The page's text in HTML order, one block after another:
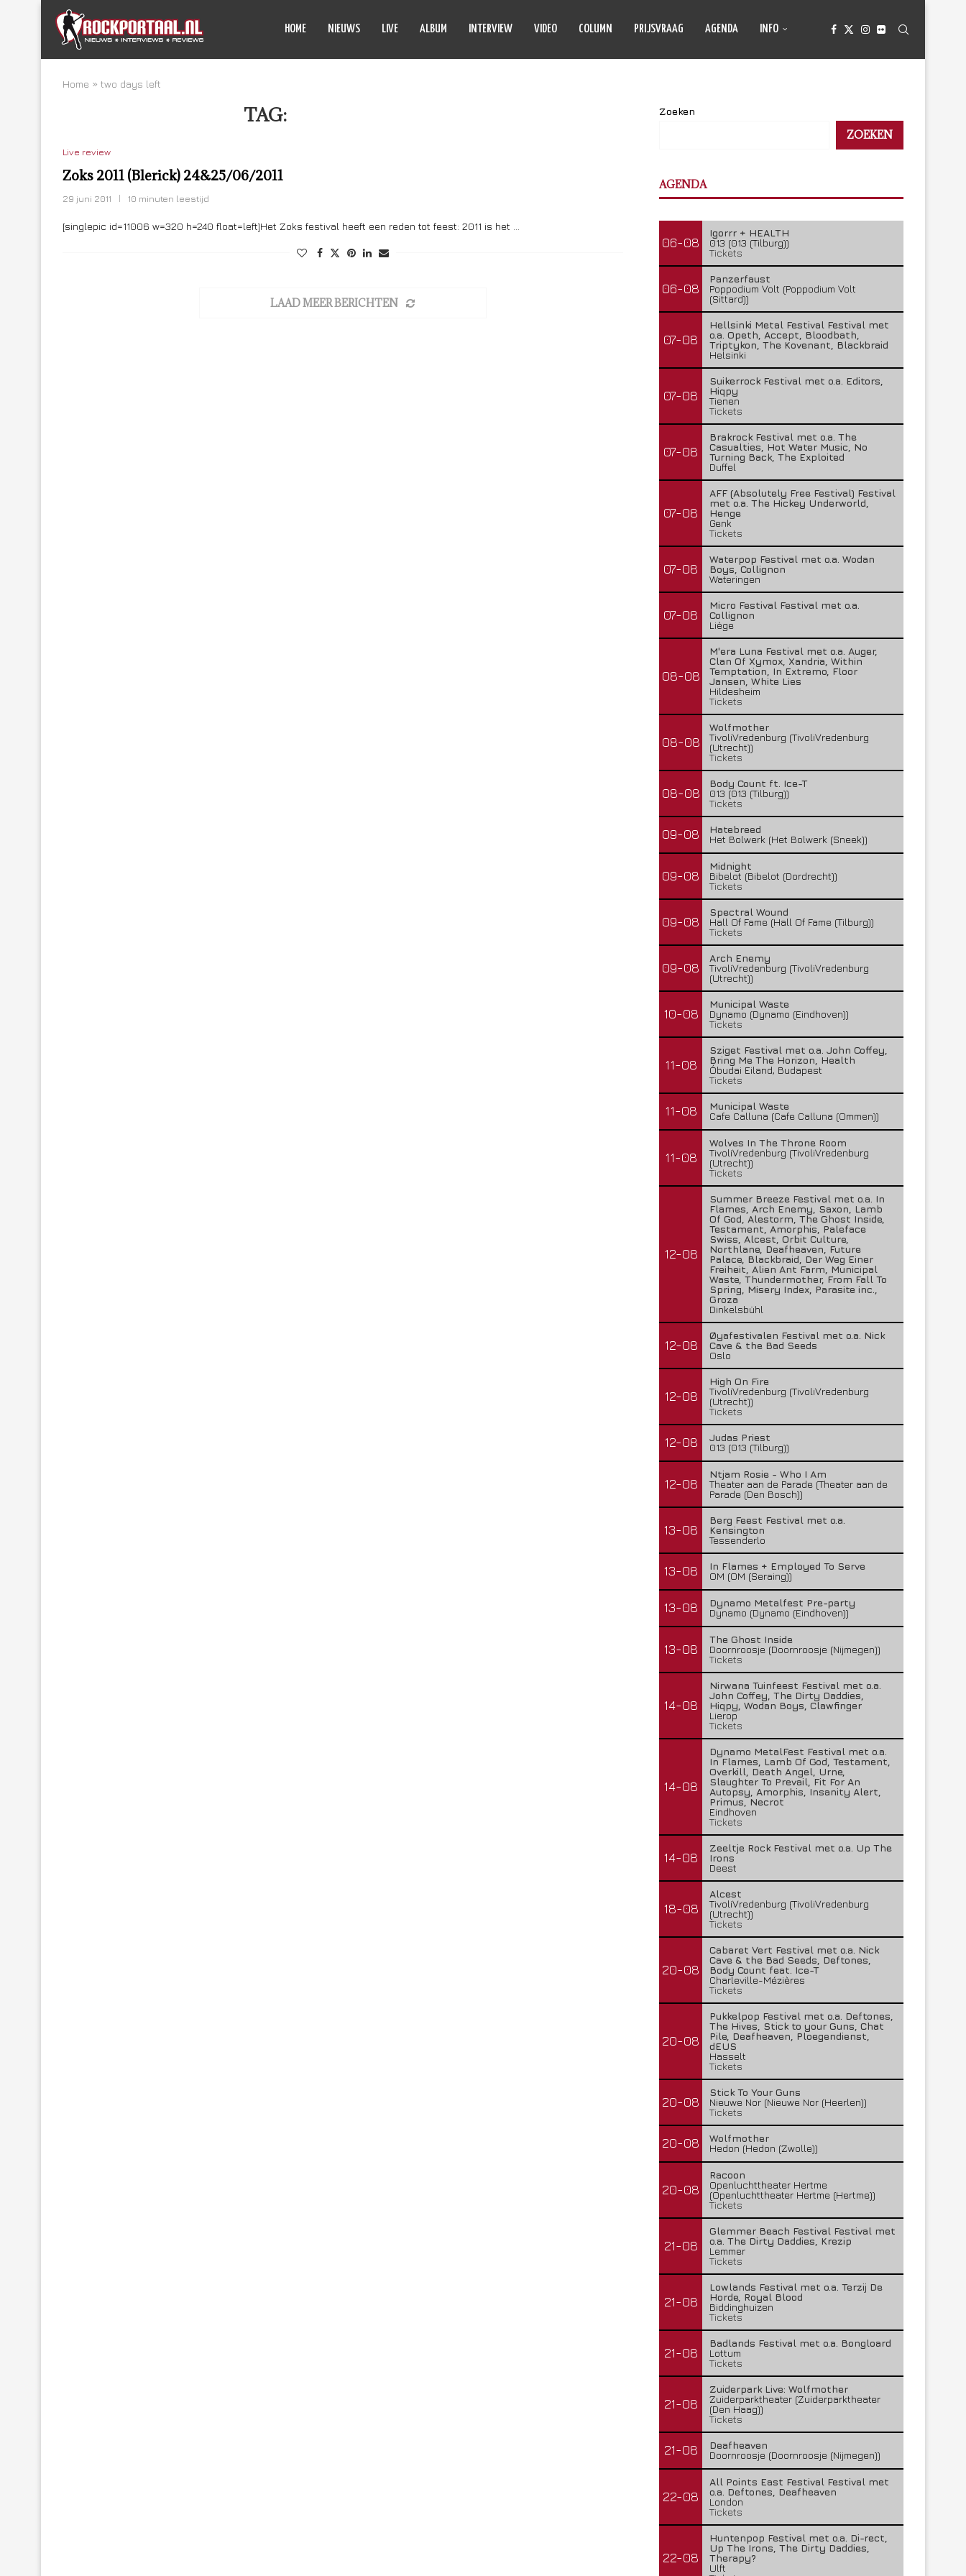
HOME NIEUWS LIVE ALBUM INTERVIEW VIDEO COLUMN PRIJSVRAAG AGENDA INFO
Home » two days left
TAG:
Live review
Zoks 2011 (Blerick) 24&25/06/2011
29 juni 2011 10 minuten leestijd
[singlepic id=11006 w=320 h=240 float=left]Het Zoks festival heeft een reden tot feest: 2011 is het …
LAAD MEER BERICHTEN
Zoeken
ZOEKEN
AGENDA
06-08
Igorrr + HEALTH
013 (013 (Tilburg))
Tickets
06-08
Panzerfaust
Poppodium Volt (Poppodium Volt
(Sittard))
07-08
Hellsinki Metal Festival Festival met
o.a. Opeth, Accept, Bloodbath,
Triptykon, The Kovenant, Blackbraid
Helsinki
07-08
Suikerrock Festival met o.a. Editors,
Hiqpy
Tienen
Tickets
07-08
Brakrock Festival met o.a. The
Casualties, Hot Water Music, No
Turning Back, The Exploited
Duffel
07-08
AFF (Absolutely Free Festival) Festival
met o.a. The Hickey Underworld,
Henge
Genk
Tickets
07-08
Waterpop Festival met o.a. Wodan
Boys, Collignon
Wateringen
07-08
Micro Festival Festival met o.a.
Collignon
Liège
08-08
M'era Luna Festival met o.a. Auger,
Clan Of Xymox, Xandria, Within
Temptation, In Extremo, Floor
Jansen, White Lies
Hildesheim
Tickets
08-08
Wolfmother
TivoliVredenburg (TivoliVredenburg
(Utrecht))
Tickets
08-08
Body Count ft. Ice-T
013 (013 (Tilburg))
Tickets
09-08
Hatebreed
Het Bolwerk (Het Bolwerk (Sneek))
09-08
Midnight
Bibelot (Bibelot (Dordrecht))
Tickets
09-08
Spectral Wound
Hall Of Fame (Hall Of Fame (Tilburg))
Tickets
09-08
Arch Enemy
TivoliVredenburg (TivoliVredenburg
(Utrecht))
10-08
Municipal Waste
Dynamo (Dynamo (Eindhoven))
Tickets
11-08
Sziget Festival met o.a. John Coffey,
Bring Me The Horizon, Health
Óbudai Eiland, Budapest
Tickets
11-08
Municipal Waste
Cafe Calluna (Cafe Calluna (Ommen))
11-08
Wolves In The Throne Room
TivoliVredenburg (TivoliVredenburg
(Utrecht))
Tickets
12-08
Summer Breeze Festival met o.a. In
Flames, Arch Enemy, Saxon, Lamb
Of God, Alestorm, The Ghost Inside,
Testament, Amorphis, Paleface
Swiss, Alcest, Orbit Culture,
Northlane, Deafheaven, Future
Palace, Blackbraid, Der Weg Einer
Freiheit, Alien Ant Farm, Municipal
Waste, Thundermother, From Fall To
Spring, Misery Index, Parasite inc.,
Groza
Dinkelsbühl
12-08
Øyafestivalen Festival met o.a. Nick
Cave & the Bad Seeds
Oslo
12-08
High On Fire
TivoliVredenburg (TivoliVredenburg
(Utrecht))
Tickets
12-08
Judas Priest
013 (013 (Tilburg))
12-08
Ntjam Rosie - Who I Am
Theater aan de Parade (Theater aan de
Parade (Den Bosch))
13-08
Berg Feest Festival met o.a.
Kensington
Tessenderlo
13-08
In Flames + Employed To Serve
OM (OM (Seraing))
13-08
Dynamo Metalfest Pre-party
Dynamo (Dynamo (Eindhoven))
13-08
The Ghost Inside
Doornroosje (Doornroosje (Nijmegen))
Tickets
14-08
Nirwana Tuinfeest Festival met o.a.
John Coffey, The Dirty Daddies,
Hiqpy, Wodan Boys, Clawfinger
Lierop
Tickets
14-08
Dynamo MetalFest Festival met o.a.
In Flames, Lamb Of God, Testament,
Overkill, Death Angel, Urne,
Slaughter To Prevail, Fit For An
Autopsy, Amorphis, Insanity Alert,
Primus, Necrot
Eindhoven
Tickets
14-08
Zeeltje Rock Festival met o.a. Up The
Irons
Deest
18-08
Alcest
TivoliVredenburg (TivoliVredenburg
(Utrecht))
Tickets
20-08
Cabaret Vert Festival met o.a. Nick
Cave & the Bad Seeds, Deftones,
Body Count feat. Ice-T
Charleville-Mézières
Tickets
20-08
Pukkelpop Festival met o.a. Deftones,
The Hives, Stick to your Guns, Chat
Pile, Deafheaven, Ploegendienst,
dEUS
Hasselt
Tickets
20-08
Stick To Your Guns
Nieuwe Nor (Nieuwe Nor (Heerlen))
Tickets
20-08
Wolfmother
Hedon (Hedon (Zwolle))
20-08
Racoon
Openluchttheater Hertme
(Openluchttheater Hertme (Hertme))
Tickets
21-08
Glemmer Beach Festival Festival met
o.a. The Dirty Daddies, Krezip
Lemmer
Tickets
21-08
Lowlands Festival met o.a. Terzij De
Horde, Royal Blood
Biddinghuizen
Tickets
21-08
Badlands Festival met o.a. Bongloard
Lottum
Tickets
21-08
Zuiderpark Live: Wolfmother
Zuiderparktheater (Zuiderparktheater
(Den Haag))
Tickets
21-08
Deafheaven
Doornroosje (Doornroosje (Nijmegen))
22-08
All Points East Festival Festival met
o.a. Deftones, Deafheaven
London
Tickets
22-08
Huntenpop Festival met o.a. Di-rect,
Up The Irons, The Dirty Daddies,
Therapy?
Ulft